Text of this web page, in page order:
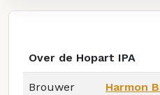
Over de Hopart IPA
Brouwer Harmon